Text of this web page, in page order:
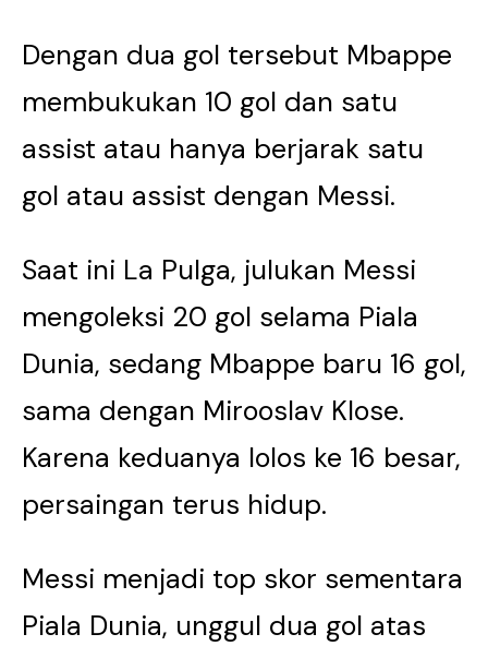
Dengan dua gol tersebut Mbappe
membukukan 10 gol dan satu
assist atau hanya berjarak satu
gol atau assist dengan Messi.
Saat ini La Pulga, julukan Messi
mengoleksi 20 gol selama Piala
Dunia, sedang Mbappe baru 16 gol,
sama dengan Mirooslav Klose.
Karena keduanya lolos ke 16 besar,
persaingan terus hidup.
Messi menjadi top skor sementara
Piala Dunia, unggul dua gol atas